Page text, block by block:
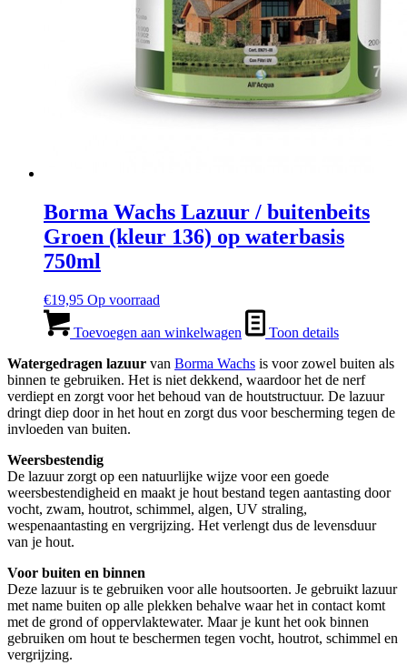
Borma Wachs Lazuur / buitenbeits
Groen (kleur 136) op waterbasis
750ml
€19,95 Op voorraad
Toevoegen aan winkelwagen
Toon details
Watergedragen lazuur van Borma Wachs is voor zowel buiten als
binnen te gebruiken. Het is niet dekkend, waardoor het de nerf
verdiept en zorgt voor het behoud van de houtstructuur. De lazuur
dringt diep door in het hout en zorgt dus voor bescherming tegen de
invloeden van buiten.
Weersbestendig
De lazuur zorgt op een natuurlijke wijze voor een goede
weersbestendigheid en maakt je hout bestand tegen aantasting door
vocht, zwam, houtrot, schimmel, algen, UV straling,
wespenaantasting en vergrijzing. Het verlengt dus de levensduur
van je hout.
Voor buiten en binnen
Deze lazuur is te gebruiken voor alle houtsoorten. Je gebruikt lazuur
met name buiten op alle plekken behalve waar het in contact komt
met de grond of oppervlaktewater. Maar je kunt het ook binnen
gebruiken om hout te beschermen tegen vocht, houtrot, schimmel en
vergrijzing.